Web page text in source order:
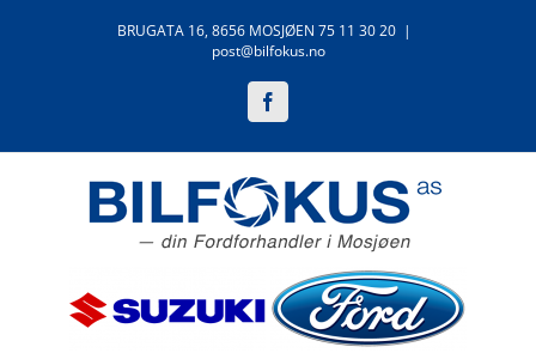
BRUGATA 16, 8656 MOSJØEN 75 11 30 20 |
post@bilfokus.no
Facebook